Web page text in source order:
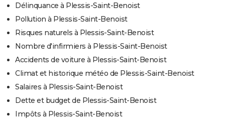
Délinquance à Plessis-Saint-Benoist
Pollution à Plessis-Saint-Benoist
Risques naturels à Plessis-Saint-Benoist
Nombre d'infirmiers à Plessis-Saint-Benoist
Accidents de voiture à Plessis-Saint-Benoist
Climat et historique météo de Plessis-Saint-Benoist
Salaires à Plessis-Saint-Benoist
Dette et budget de Plessis-Saint-Benoist
Impôts à Plessis-Saint-Benoist